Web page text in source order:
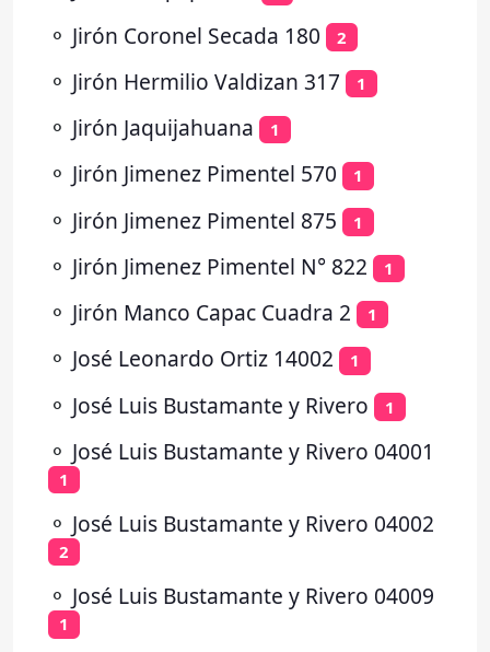
⚬ Jirón Coronel Secada 180 2
⚬ Jirón Hermilio Valdizan 317 1
⚬ Jirón Jaquijahuana 1
⚬ Jirón Jimenez Pimentel 570 1
⚬ Jirón Jimenez Pimentel 875 1
⚬ Jirón Jimenez Pimentel N° 822 1
⚬ Jirón Manco Capac Cuadra 2 1
⚬ José Leonardo Ortiz 14002 1
⚬ José Luis Bustamante y Rivero 1
⚬ José Luis Bustamante y Rivero 04001
1
⚬ José Luis Bustamante y Rivero 04002
2
⚬ José Luis Bustamante y Rivero 04009
1